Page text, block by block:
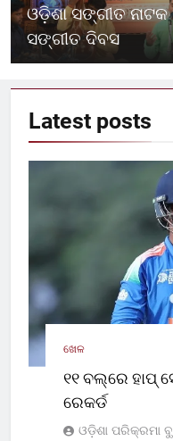
ଓଡ଼ିଶା ସଙ୍ଗୀତ
ସଙ୍ଗୀତ ଦିବସ
Latest posts
ଖେଳ
୧୧ ବଲ୍‌ରେ ହାପ୍
ରେକର୍ଡ
ଓଡ଼ିଶା ପରିକ୍ରମା